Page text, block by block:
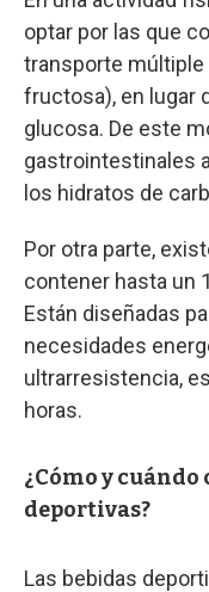
optar por las que
transporte múltiple
fructosa), en lugar
glucosa. De este
gastrointestinales
los hidratos de
Por otra parte,
contener hasta un
Están diseñadas
necesidades
ultrarresistencia,
horas.
¿Cómo y
deportivas?
Las bebidas